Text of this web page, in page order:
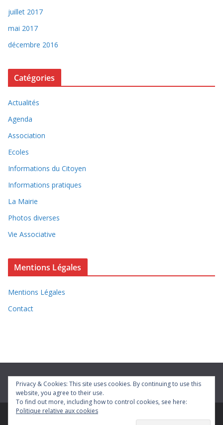
juillet 2017
mai 2017
décembre 2016
Catégories
Actualités
Agenda
Association
Ecoles
Informations du Citoyen
Informations pratiques
La Mairie
Photos diverses
Vie Associative
Mentions Légales
Mentions Légales
Contact
. Tous droits réservés.
Privacy & Cookies: This site uses cookies. By continuing to use this
website, you agree to their use.
To find out more, including how to control cookies, see here:
Politique relative aux cookies